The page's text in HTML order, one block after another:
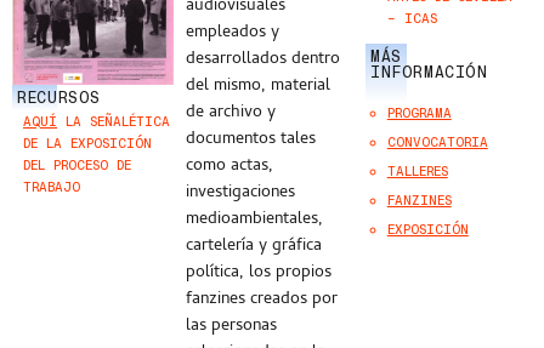
RECURSOS
AQUÍ LA SEÑALÉTICA
DE LA EXPOSICIÓN
DEL PROCESO DE
TRABAJO
audiovisuales
empleados y
desarrollados dentro
del mismo, material
de archivo y
documentos tales
como actas,
investigaciones
medioambientales,
cartelería y gráfica
política, los propios
fanzines creados por
las personas
– ICAS
MÁS
INFORMACIÓN
PROGRAMA
CONVOCATORIA
TALLERES
FANZINES
EXPOSICIÓN